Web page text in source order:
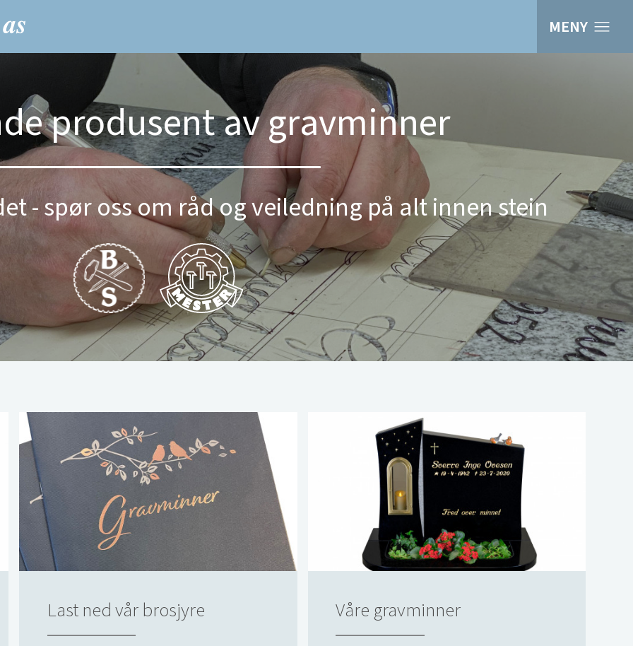
MENY
produsent av gravminner
- spør oss om råd og veiledning på alt innen stein
Last ned vår brosjyre Våre gravminner